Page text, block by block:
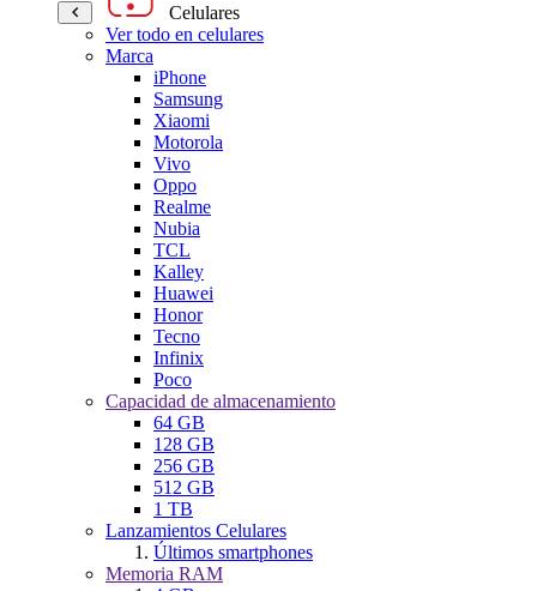
Celulares
Ver todo en celulares
Marca
iPhone
Samsung
Xiaomi
Motorola
Vivo
Oppo
Realme
Nubia
TCL
Kalley
Huawei
Honor
Tecno
Infinix
Poco
Capacidad de almacenamiento
64 GB
128 GB
256 GB
512 GB
1 TB
Lanzamientos Celulares
Últimos smartphones
Memoria RAM